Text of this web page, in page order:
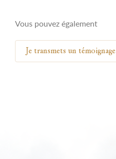
Vous pouvez également
Je transmets un témoignage